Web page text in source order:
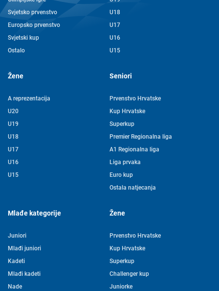
Svjetsko prvenstvo
Europsko prvenstvo
Svjetski kup
Ostalo
U18
U17
U16
U15
Žene
A reprezentacija
U20
U19
U18
U17
U16
U15
Seniori
Prvenstvo Hrvatske
Kup Hrvatske
Superkup
Premier Regionalna liga
A1 Regionalna liga
Liga prvaka
Euro kup
Ostala natjecanja
Mlađe kategorije
Juniori
Mlađi juniori
Kadeti
Mlađi kadeti
Nade
Žene
Prvenstvo Hrvatske
Kup Hrvatske
Superkup
Challenger kup
Juniorke